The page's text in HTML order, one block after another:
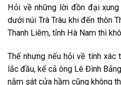
Hỏi về những lời đồn đại xung
dưới núi Trà Trâu khi đến thôn
Thanh Liêm, tỉnh Hà Nam thì
Thế nhưng nếu hỏi về tính
lắc đầu, kể cả ông Lê Đình
nằm sát cửa hầm cũng không